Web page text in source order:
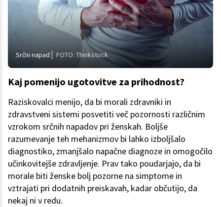
Srčni napad FOTO: Thinkstock
Kaj pomenijo ugotovitve za prihodnost?
Raziskovalci menijo, da bi morali zdravniki in
zdravstveni sistemi posvetiti več pozornosti različnim
vzrokom srčnih napadov pri ženskah. Boljše
razumevanje teh mehanizmov bi lahko izboljšalo
diagnostiko, zmanjšalo napačne diagnoze in omogočilo
učinkovitejše zdravljenje. Prav tako poudarjajo, da bi
morale biti ženske bolj pozorne na simptome in
vztrajati pri dodatnih preiskavah, kadar občutijo, da
nekaj ni v redu.